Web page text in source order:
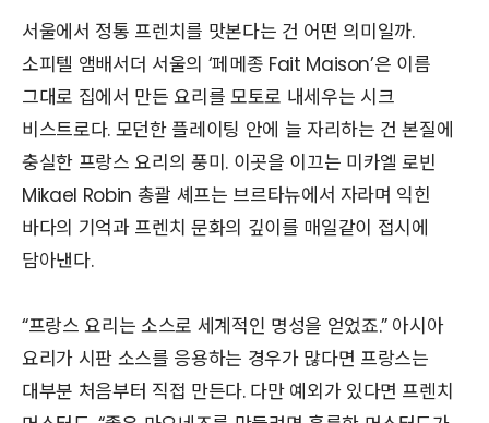
서울에서 정통 프렌치를 맛본다는 건 어떤 의미일까.
소피텔 앰배서더 서울의 ‘페메종 Fait Maison’은 이름
그대로 집에서 만든 요리를 모토로 내세우는 시크
비스트로다. 모던한 플레이팅 안에 늘 자리하는 건 본질에
충실한 프랑스 요리의 풍미. 이곳을 이끄는 미카엘 로빈
Mikael Robin 총괄 셰프는 브르타뉴에서 자라며 익힌
바다의 기억과 프렌치 문화의 깊이를 매일같이 접시에
담아낸다.
“프랑스 요리는 소스로 세계적인 명성을 얻었죠.” 아시아
요리가 시판 소스를 응용하는 경우가 많다면 프랑스는
대부분 처음부터 직접 만든다. 다만 예외가 있다면 프렌치